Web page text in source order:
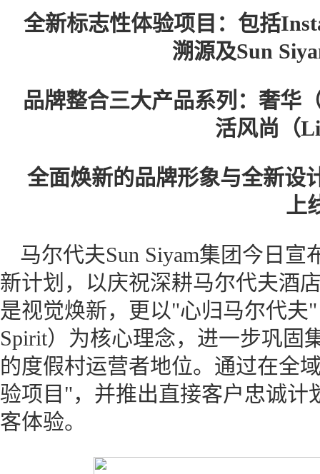
全新标志性体验项目：包括
溯源及Sun
品牌整合三大产品系列：奢华
活风尚（
全面焕新的品牌形象与全新设
上
马尔代夫Sun Siyam集团今日
新计划，以庆祝深耕马尔代夫酒
是视觉焕新，更以"心归马尔代夫"
Spirit）为核心理念，进一步巩固
的度假村运营者地位。通过在全
验项目"，并推出直接客户忠诚计
客体验。